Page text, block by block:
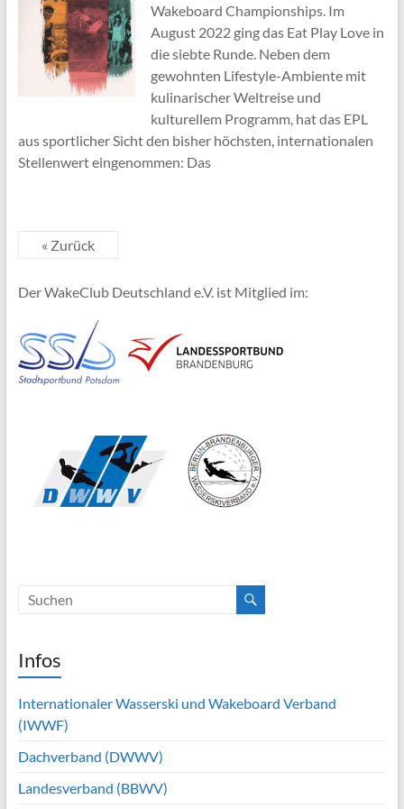
Wakeboard Championships. Im
August 2022 ging das Eat Play Love in
die siebte Runde. Neben dem
gewohnten Lifestyle-Ambiente mit
kulinarischer Weltreise und
kulturellem Programm, hat das EPL
aus sportlicher Sicht den bisher höchsten, internationalen
Stellenwert eingenommen: Das
« Zurück
Der WakeClub Deutschland e.V. ist Mitglied im:
Infos
Internationaler Wasserski und Wakeboard Verband
(IWWF)
Dachverband (DWWV)
Landesverband (BBWV)